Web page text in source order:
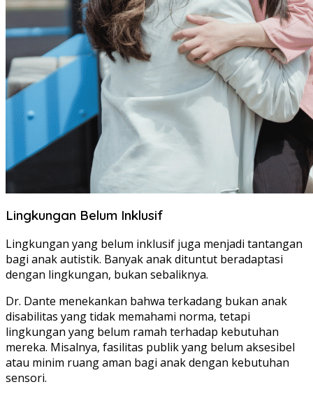
Lingkungan Belum Inklusif
Lingkungan yang belum inklusif juga menjadi tantangan
bagi anak autistik. Banyak anak dituntut beradaptasi
dengan lingkungan, bukan sebaliknya.
Dr. Dante menekankan bahwa terkadang bukan anak
disabilitas yang tidak memahami norma, tetapi
lingkungan yang belum ramah terhadap kebutuhan
mereka. Misalnya, fasilitas publik yang belum aksesibel
atau minim ruang aman bagi anak dengan kebutuhan
sensori.